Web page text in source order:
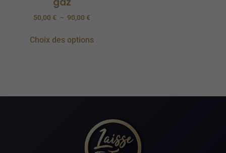
50,00€ – 90,00€
Choix des options